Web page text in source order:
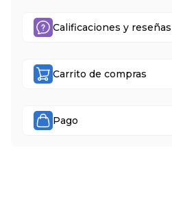
Calificaciones y reseñas
Carrito de compras
Pago